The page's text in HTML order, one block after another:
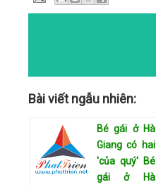
Bài viết ngẫu nhiên:
Bé gái ở Hà
Giang có hai
'của quý' Bé
gái ở Hà